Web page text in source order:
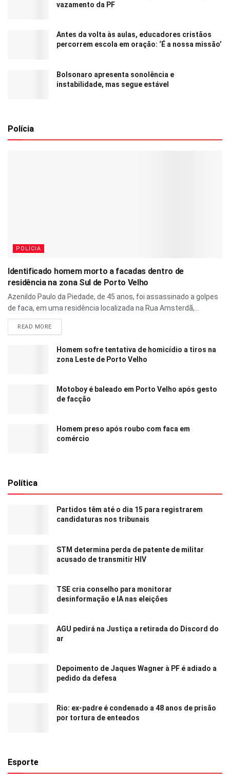
vazamento da PF
Antes da volta às aulas, educadores cristãos
percorrem escola em oração: ‘É a nossa missão’
Bolsonaro apresenta sonolência e
instabilidade, mas segue estável
Polícia
POLÍCIA
Identificado homem morto a facadas dentro de
residência na zona Sul de Porto Velho
Azenildo Paulo da Piedade, de 45 anos, foi assassinado a golpes
de faca, em uma residência localizada na Rua Amsterdã,...
READ MORE
Homem sofre tentativa de homicídio a tiros na
zona Leste de Porto Velho
Motoboy é baleado em Porto Velho após gesto
de facção
Homem preso após roubo com faca em
comércio
Política
Partidos têm até o dia 15 para registrarem
candidaturas nos tribunais
STM determina perda de patente de militar
acusado de transmitir HIV
TSE cria conselho para monitorar
desinformação e IA nas eleições
AGU pedirá na Justiça a retirada do Discord do
ar
Depoimento de Jaques Wagner à PF é adiado a
pedido da defesa
Rio: ex-padre é condenado a 48 anos de prisão
por tortura de enteados
Esporte